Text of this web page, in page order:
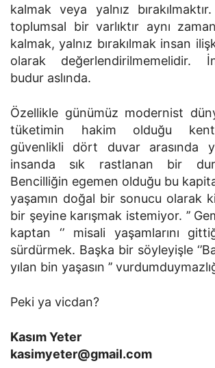
kalmak veya yalnız
toplumsal bir varlıktır aynı
kalmak, yalnız bırakılmak insan
olarak değerlendirilmemelidir.
budur aslında.
Özellikle günümüz modernist
tüketimin hakim olduğu
güvenlikli dört duvar arasında
insanda sık rastlanan bir
Bencilliğin egemen olduğu bu
yaşamın doğal bir sonucu olarak
bir şeyine karışmak istemiyor. ’’
kaptan ‘’ misali yaşamlarını
sürdürmek. Başka bir söyleyişle
yılan bin yaşasın ’’
Peki ya vicdan?
Kasım Yeter
kasimyeter@gmail.com